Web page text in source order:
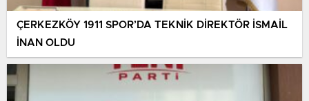
ÇERKEZKÖY 1911 SPOR’DA TEKNİK DİREKTÖR İSMAİL
İNAN OLDU